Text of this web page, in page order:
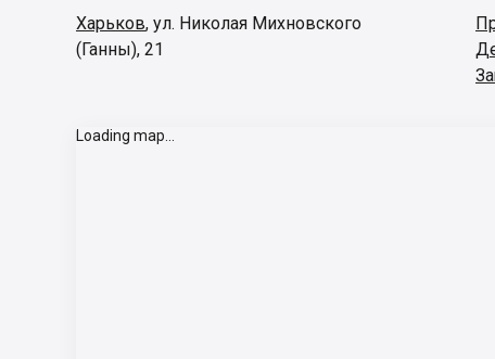
Харьков, ул. Николая Михновского
(Ганны), 21
Loading map...